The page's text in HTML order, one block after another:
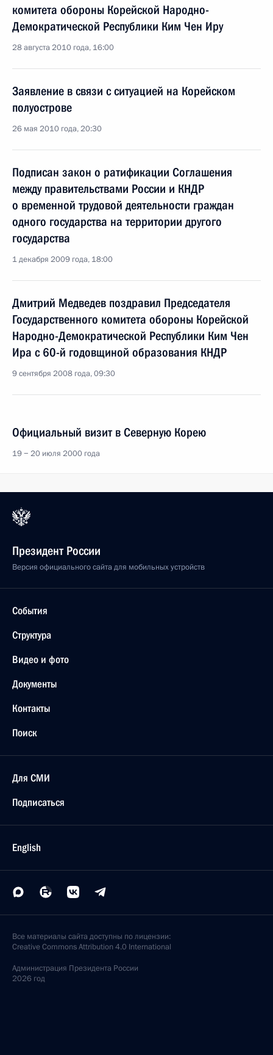
комитета обороны Корейской Народно-
Демократической Республики Ким Чен Иру
28 августа 2010 года, 16:00
Заявление в связи с ситуацией на Корейском
полуострове
26 мая 2010 года, 20:30
Подписан закон о ратификации Соглашения
между правительствами России и КНДР
о временной трудовой деятельности граждан
одного государства на территории другого
государства
1 декабря 2009 года, 18:00
Дмитрий Медведев поздравил Председателя
Государственного комитета обороны Корейской
Народно-Демократической Республики Ким Чен
Ира с 60-й годовщиной образования КНДР
9 сентября 2008 года, 09:30
Официальный визит в Северную Корею
19 − 20 июля 2000 года
Президент России
Версия официального сайта для мобильных устройств
События
Структура
Видео и фото
Документы
Контакты
Поиск
Для СМИ
Подписаться
English
Все материалы сайта доступны по лицензии:
Creative Commons Attribution 4.0 International
Администрация Президента России
2026 год